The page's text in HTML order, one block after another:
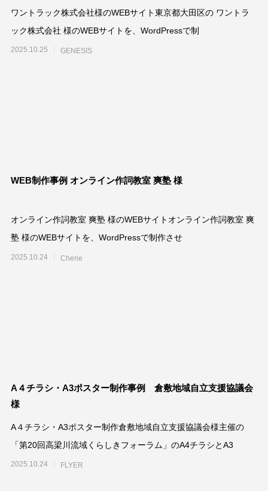
ワントラック株式会社様のWEBサイト東京都大田区の ワントラ
ック株式会社 様のWEBサイトを、WordPressで制
2025.10.25 GENESIS
WEB制作事例 オンライン作詞教室 爽塾 様
オンライン作詞教室 爽塾 様のWEBサイトオンライン作詞教室 爽
塾 様のWEBサイトを、WordPressで制作させ
2025.10.24 Cherie
A４チラシ・A3ポスター制作事例 倉敷地域自立支援協議会
様
A４チラシ・A3ポスター制作倉敷地域自立支援協議会様主催の
「第20回高梁川流域くらしきフォーラム」のA4チラシとA3
2025.10.24 FLYER